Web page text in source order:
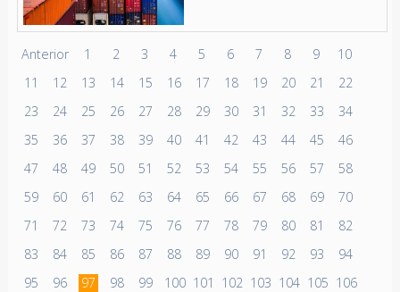
Anterior 1 2 3 4 5 6 7 8 9
10
11
12 13 14 15 16 17 18 19 20 21
22
23
24 25 26 27 28 29 30 31 32 33
34
35
36 37 38 39 40 41 42 43 44 45
46
47
48 49 50 51 52 53 54 55 56 57
58
59
60 61 62 63 64 65 66 67 68 69
70
71
72 73 74 75 76 77 78 79 80 81
82
83
84 85 86 87 88 89 90 91 92 93
94
95
96 97 98 99 100 101 102 103 104 105 106